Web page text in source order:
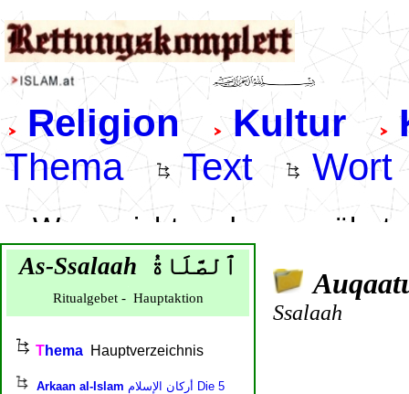
As-Ssalaah ٱلصَّلَاةُ
Ritualgebet - Hauptaktion
Ssalaah